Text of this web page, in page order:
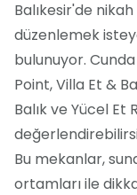
Balıkesir'de
düzenlemek
bulunuyor.
Point, Villa Et &
Balık ve Yücel
Bu mekanlar,
ortamları ile